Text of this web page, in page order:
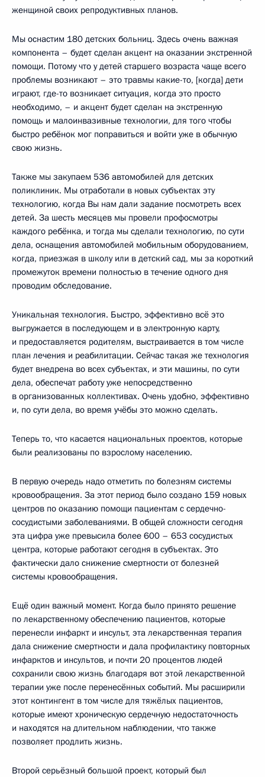
женщиной своих репродуктивных планов.
Мы оснастим 180 детских больниц. Здесь очень важная
компонента – будет сделан акцент на оказании экстренной
помощи. Потому что у детей старшего возраста чаще всего
проблемы возникают – это травмы какие-то, [когда] дети
играют, где-то возникает ситуация, когда это просто
необходимо, – и акцент будет сделан на экстренную
помощь и малоинвазивные технологии, для того чтобы
быстро ребёнок мог поправиться и войти уже в обычную
свою жизнь.
Также мы закупаем 536 автомобилей для детских
поликлиник. Мы отработали в новых субъектах эту
технологию, когда Вы нам дали задание посмотреть всех
детей. За шесть месяцев мы провели профосмотры
каждого ребёнка, и тогда мы сделали технологию, по сути
дела, оснащения автомобилей мобильным оборудованием,
когда, приезжая в школу или в детский сад, мы за короткий
промежуток времени полностью в течение одного дня
проводим обследование.
Уникальная технология. Быстро, эффективно всё это
выгружается в последующем и в электронную карту,
и предоставляется родителям, выстраивается в том числе
план лечения и реабилитации. Сейчас такая же технология
будет внедрена во всех субъектах, и эти машины, по сути
дела, обеспечат работу уже непосредственно
в организованных коллективах. Очень удобно, эффективно
и, по сути дела, во время учёбы это можно сделать.
Теперь то, что касается национальных проектов, которые
были реализованы по взрослому населению.
В первую очередь надо отметить по болезням системы
кровообращения. За этот период было создано 159 новых
центров по оказанию помощи пациентам с сердечно-
сосудистыми заболеваниями. В общей сложности сегодня
эта цифра уже превысила более 600 – 653 сосудистых
центра, которые работают сегодня в субъектах. Это
фактически дало снижение смертности от болезней
системы кровообращения.
Ещё один важный момент. Когда было принято решение
по лекарственному обеспечению пациентов, которые
перенесли инфаркт и инсульт, эта лекарственная терапия
дала снижение смертности и дала профилактику повторных
инфарктов и инсультов, и почти 20 процентов людей
сохранили свою жизнь благодаря вот этой лекарственной
терапии уже после перенесённых событий. Мы расширили
этот контингент в том числе для тяжёлых пациентов,
которые имеют хроническую сердечную недостаточность
и находятся на длительном наблюдении, что также
позволяет продлить жизнь.
Второй серьёзный большой проект, который был